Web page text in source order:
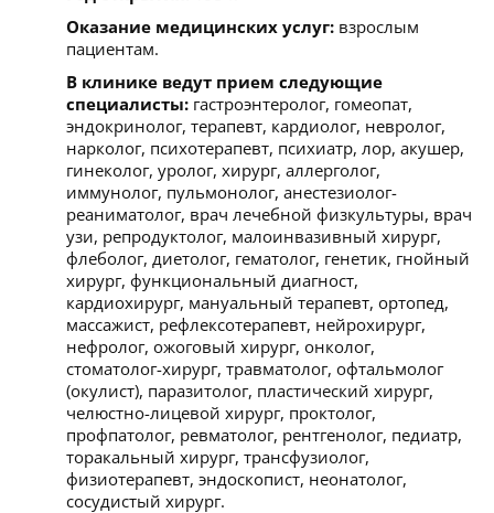
Оказание медицинских услуг: взрослым
пациентам.
В клинике ведут прием следующие
специалисты: гастроэнтеролог, гомеопат,
эндокринолог, терапевт, кардиолог, невролог,
нарколог, психотерапевт, психиатр, лор, акушер,
гинеколог, уролог, хирург, аллерголог,
иммунолог, пульмонолог, анестезиолог-
реаниматолог, врач лечебной физкультуры, врач
узи, репродуктолог, малоинвазивный хирург,
флеболог, диетолог, гематолог, генетик, гнойный
хирург, функциональный диагност,
кардиохирург, мануальный терапевт, ортопед,
массажист, рефлексотерапевт, нейрохирург,
нефролог, ожоговый хирург, онколог,
стоматолог-хирург, травматолог, офтальмолог
(окулист), паразитолог, пластический хирург,
челюстно-лицевой хирург, проктолог,
профпатолог, ревматолог, рентгенолог, педиатр,
торакальный хирург, трансфузиолог,
физиотерапевт, эндоскопист, неонатолог,
сосудистый хирург.